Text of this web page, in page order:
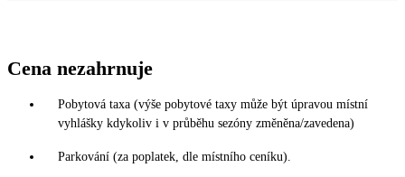
Cena nezahrnuje
Pobytová taxa (výše pobytové taxy může být úpravou místní
vyhlášky kdykoliv i v průběhu sezóny změněna/zavedena)
Parkování (za poplatek, dle místního ceníku).